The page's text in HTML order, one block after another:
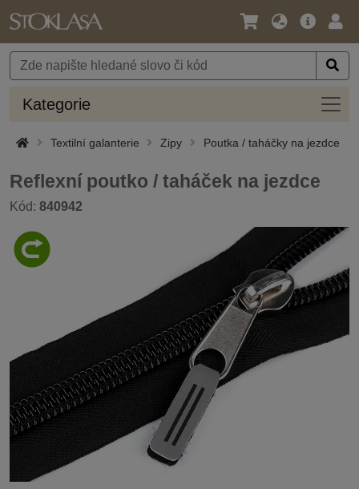
Jazyk
Měna
Hlavní
Kategorie
Textilní galanterie Zipy Poutka / taháčky na jezdce
Reflexní poutko / taháček na jezdce
Kód: 840942